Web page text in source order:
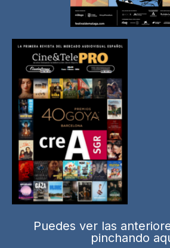
Puedes ver las
pinchando